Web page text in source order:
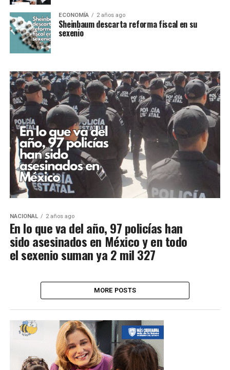
ECONOMÍA 2 años ago
Sheinbaum descarta reforma fiscal en su
sexenio
NACIONAL 2 años ago
En lo que va del año, 97 policías han
sido asesinados en México y en todo
el sexenio suman ya 2 mil 327
MORE POSTS